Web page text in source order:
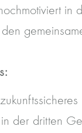
in
der dritten